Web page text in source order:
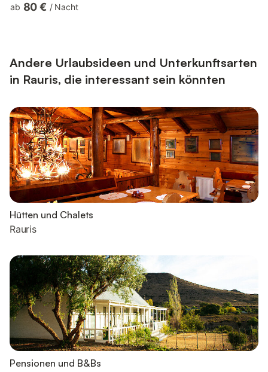
renovierten Privathauses. Ruhige, sonnige Lage, Balkon und
Hochalmbahnnähe. Im Winter können Si...
ab 80 € / Nacht
Andere Urlaubsideen und Unterkunftsarten
in Rauris, die interessant sein könnten
Hütten und Chalets
Rauris
Pensionen und B&Bs